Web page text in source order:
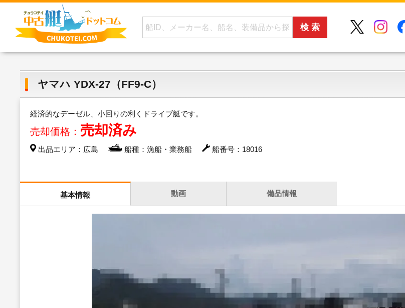
ヤマハ YDX-27（FF9-C）
経済的なデーゼル、小回りの利くドライブ艇です。
売却価格： 売却済み
出品エリア：広島 船種：漁船・業務船 船番号：18016
基本情報 動画 備品情報